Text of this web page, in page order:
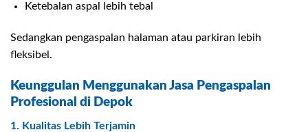
Ketebalan aspal lebih tebal
Sedangkan pengaspalan halaman atau parkiran lebih
fleksibel.
Keunggulan Menggunakan Jasa Pengaspalan
Profesional di Depok
1. Kualitas Lebih Terjamin